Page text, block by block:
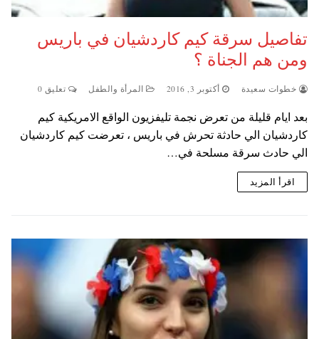
تفاصيل سرقة كيم كاردشيان في باريس
ومن هم الجناة ؟
خطوات سعيدة أكتوبر 3, 2016 المرأة والطفل تعليق 0
بعد ايام قليلة من تعرض نجمة تليفزيون الواقع الامريكية كيم
كاردشيان الي حادثة تحرش في باريس ، تعرضت كيم كاردشيان
الي حادث سرقة مسلحة في…
اقرأ المزيد